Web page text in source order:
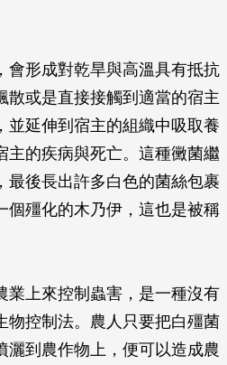
會形成對乾旱與高溫具有抵抗
散或是直接接觸到適當的宿主
並延伸到宿主的組織中吸取養
主的疾病與死亡。這種黴菌繼
最後長出許多白色的菌絲包裹
個殭化的木乃伊，這也是被稱
業上來控制蟲害，是一種沒有
物控制法。農人只要把白殭菌
灑到農作物上，便可以造成農